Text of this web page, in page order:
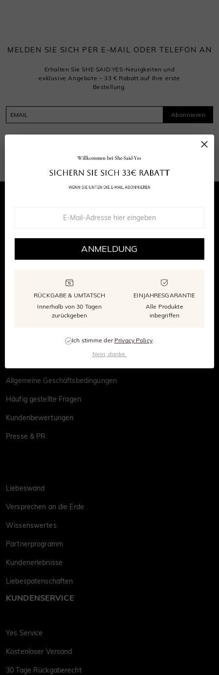
MELDEN SIE SICH PER E-MAIL ODER TELEFON AN
Erhalten Sie SHE·SAID·YES-Neuigkeiten und
exklusive Angebote – 33 € Rabatt auf Ihre erste
Bestellung.
Abonnieren
Abonnieren
Unsere Geschichte
Allgemeine Geschäftsbedingungen
Häufig gestellte Fragen
Kundenbewertungen
Presse & PR
Liebeswand
Versprechen an die Erde
Wissenswertes
Partnerprogramm
Kundenerlebnisse
Liebespatenschaften
KUNDENSERVICE
Yes Service
Kostenloser Versand
30 Tage Rückgaberecht
ANMELDUNG
RÜCKGABE & UMTATSCH
Innerhalb von 30 Tagen
zurückgeben
EINJAHRESGARANTIE
Alle Produkte
inbegriffen
Ich stimme der Privacy Policy.
Nein, danke.